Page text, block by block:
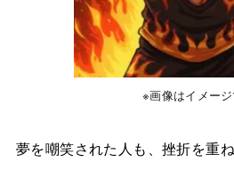
※画像はイメー
夢を嘲笑された人も、挫折を重ね